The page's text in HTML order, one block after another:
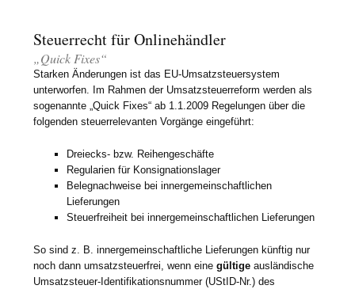
Steuerrecht für Onlinehändler
„Quick Fixes“
Starken Änderungen ist das EU-Umsatzsteuersystem
unterworfen. Im Rahmen der Umsatzsteuerreform werden als
sogenannte „Quick Fixes“ ab 1.1.2009 Regelungen über die
folgenden steuerrelevanten Vorgänge eingeführt:
Dreiecks- bzw. Reihengeschäfte
Regularien für Konsignationslager
Belegnachweise bei innergemeinschaftlichen
Lieferungen
Steuerfreiheit bei innergemeinschaftlichen Lieferungen
So sind z. B. innergemeinschaftliche Lieferungen künftig nur
noch dann umsatzsteuerfrei, wenn einegültigeausländische
Umsatzsteuer-Identifikationsnummer (UStID-Nr.) des